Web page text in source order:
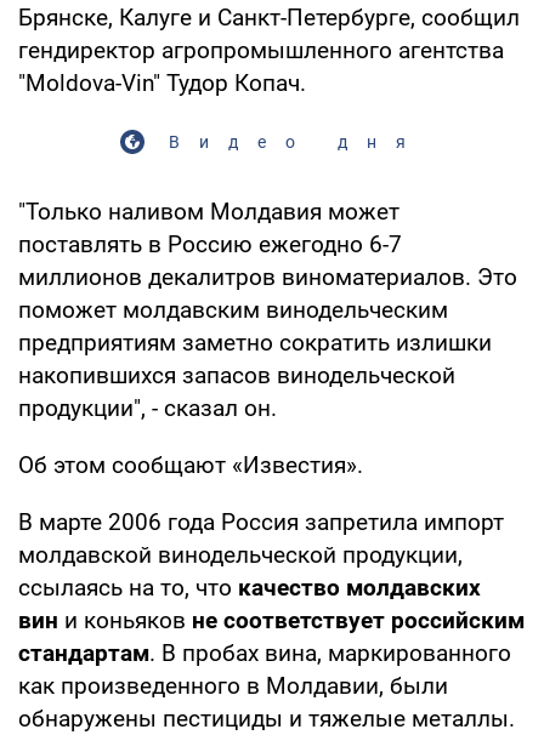
Брянске, Калуге и Санкт-Петербурге, сообщил
гендиректор агропромышленного агентства
"Moldova-Vin" Тудор Копач.
Видео дня
"Только наливом Молдавия может
поставлять в Россию ежегодно 6-7
миллионов декалитров виноматериалов. Это
поможет молдавским винодельческим
предприятиям заметно сократить излишки
накопившихся запасов винодельческой
продукции", - сказал он.
Об этом сообщают «Известия».
В марте 2006 года Россия запретила импорт
молдавской винодельческой продукции,
ссылаясь на то, что качество молдавских
вин и коньяков не соответствует российским
стандартам. В пробах вина, маркированного
как произведенного в Молдавии, были
обнаружены пестициды и тяжелые металлы.